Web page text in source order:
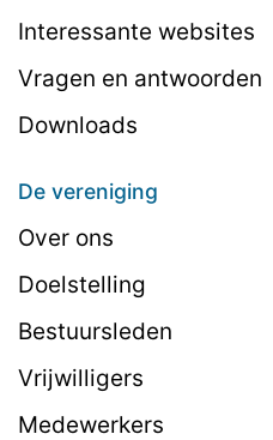
Interessante websites
Vragen en antwoorden
Downloads
De vereniging
Over ons
Doelstelling
Bestuursleden
Vrijwilligers
Medewerkers